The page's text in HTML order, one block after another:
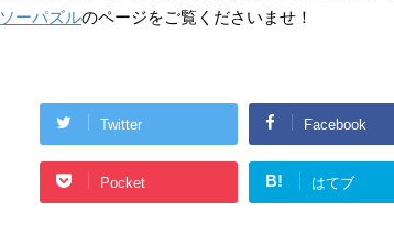
ソーパズルのページをご覧くださいませ！
Twitter Facebook
Pocket B! はてブ